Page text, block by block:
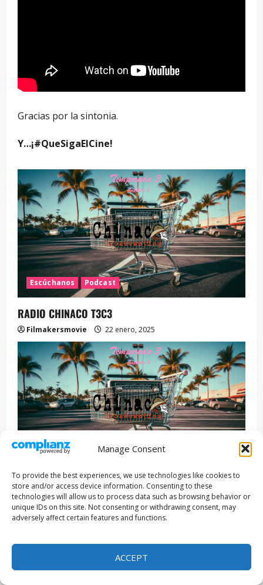
Manage Consent
To provide the best experiences, we use technologies like cookies to
store and/or access device information. Consenting to these
technologies will allow us to process data such as browsing behavior or
unique IDs on this site. Not consenting or withdrawing consent, may
adversely affect certain features and functions.
ACCEPT
Gracias por la sintonia.
Y…¡#QueSigaElCine!
Escúchanos Podcast
RADIO CHINACO T3C3
Filmakersmovie 22 enero, 2025
¡Bienvenidos a Radio Chinaco Broadcasting!
Conducido por: Perla Atanacio & Andrés Palma
Buratta
Podcast dedicado al cine, sus realizadores y
protagonistas, difusión de festivales,